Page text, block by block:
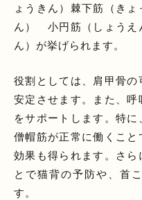
ょうきん）棘下筋（き
ん） 小円筋（しょうえ
ん）が挙げられます。
役割としては、肩甲骨
安定させます。また、
をサポートします。特
僧帽筋が正常に働くこ
効果も得られます。さら
とで猫背の予防や、首
す。